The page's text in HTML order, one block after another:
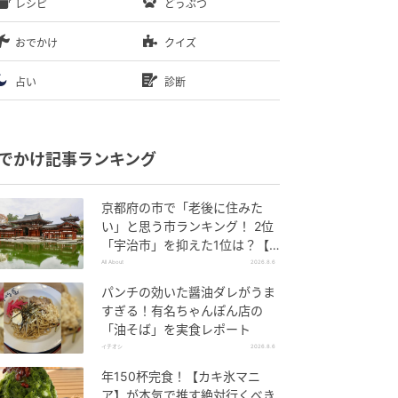
レシピ どうぶつ
おでかけ クイズ
占い 診断
かけ記事ランキング
京都府の市で「老後に住みた
い」と思う市ランキング！ 2位
「宇治市」を抑えた1位は？【2
026年調査】
All About 2026.8.6
パンチの効いた醤油ダレがうま
すぎる！有名ちゃんぽん店の
「油そば」を実食レポート
イチオシ 2026.8.6
年150杯完食！【カキ氷マニ
ア】が本気で推す絶対行くべき